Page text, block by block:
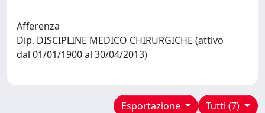
Afferenza
Dip. DISCIPLINE MEDICO CHIRURGICHE (attivo
dal 01/01/1900 al 30/04/2013)
Tutti (7)
Esportazione